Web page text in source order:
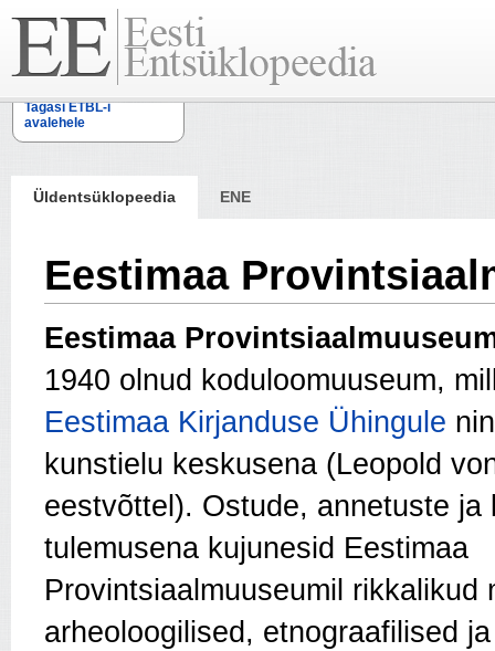
Tagasi ETBL-i
avalehele
Üldentsüklopeedia ENE
Eestimaa
Eestimaa
1940 olnud koduloomuuseum,
Eestimaa Kirjanduse Ühingule
kunstielu keskusena (Leopold
eestvõttel). Ostude, annetuste ja
tulemusena kujunesid Eestimaa
Provintsiaalmuuseumil rikkalikud
arheoloogilised, etnograafilised